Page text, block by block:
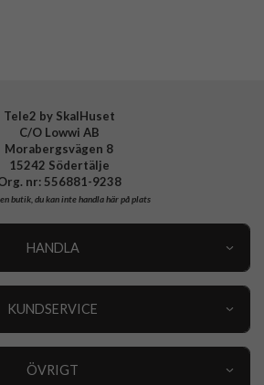
Tele2 by SkalHuset
C/O Lowwi AB
Morabergsvägen 8
15242 Södertälje
nr: 556881-9238
butik, du kan inte handla här på plats
HANDLA
KUNDSERVICE
ÖVRIGT